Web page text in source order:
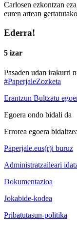
Carlosen ezkontzan
euren artean
Ederra!
5 izar
Pasaden udan irakurri
#PaperjaleZozketa
Erantzun Bultzatu
Egoera ondo bidali da
Errorea egoera
Paperjale.eus(r)i buruz
Administratzaileari
Dokumentazioa
Jokabide-kodea
Pribatutasun-politika